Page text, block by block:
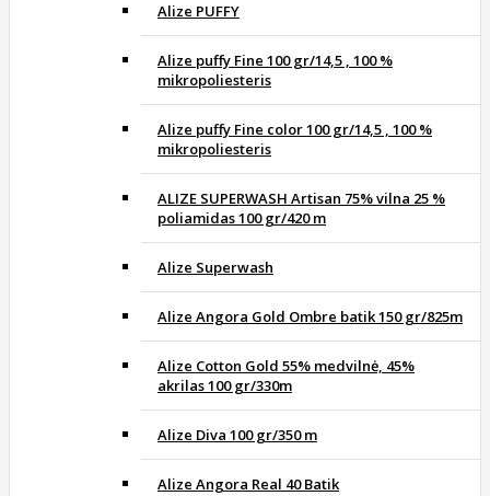
Alize PUFFY
Alize puffy Fine 100 gr/14,5 , 100 %
mikropoliesteris
Alize puffy Fine color 100 gr/14,5 , 100 %
mikropoliesteris
ALIZE SUPERWASH Artisan 75% vilna 25 %
poliamidas 100 gr/420 m
Alize Superwash
Alize Angora Gold Ombre batik 150 gr/825m
Alize Cotton Gold 55% medvilnė, 45%
akrilas 100 gr/330m
Alize Diva 100 gr/350 m
Alize Angora Real 40 Batik